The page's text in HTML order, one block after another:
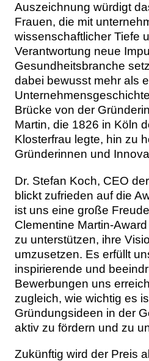
Auszeichnung würdigt
Frauen, die mit
wissenschaftlicher Tiefe
Verantwortung neue
Gesundheitsbranche
dabei bewusst mehr als
Brücke von der
Martin, die 1826 in Köln
Klosterfrau legte, hin zu
Gründerinnen und
Dr. Stefan Koch, CEO
blickt zufrieden auf die
ist uns eine große
Clementine Martin-
zu unterstützen, ihre
umzusetzen. Es erfüllt
inspirierende und
Bewerbungen uns
zugleich, wie wichtig es
Gründungsideen in der
aktiv zu fördern und zu
Zukünftig wird der Preis